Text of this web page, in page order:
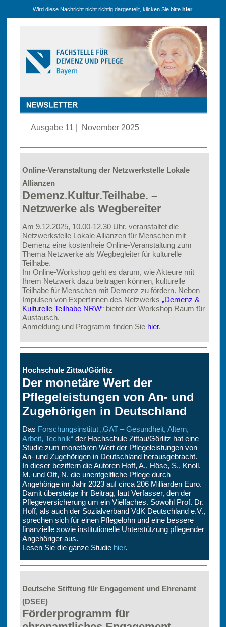
Wird diese Nachricht nicht richtig dargestellt, klicken Sie bitte hier.
Ausgabe 11 | November 2025
Online-Veranstaltung der Netzwerkstelle Lokale
Allianzen
Demenz.Kultur.Teilhabe. –
Netzwerke als Wegbereiter
Am 9.12.2025, 10.00-12.30 Uhr, veranstaltet die
Netzwerkstelle Lokale Allianzen für Menschen mit
Demenz eine kostenfreie Online-Veranstaltung zum
Thema Netzwerke als Wegbegleiter für kulturelle
Teilhabe.
Im Online-Workshop geht es darum, wie Akteure mit
Ihrem Netzwerk dazu beitragen können, kulturelle
Teilhabe für Menschen mit Demenz zu fördern. Neben
Impulsen von Expertinnen des Netzwerks „Demenz &
Kulturelle Teilhabe NRW“bietet der Workshop Raum für
Austausch.
Anmeldung und Programm finden Sie hier.
Hochschule Zittau/Görlitz
Der monetäre Wert der
Pflegeleistungen von An- und
Zugehörigen in Deutschland
Das Forschungsinstitut „GAT – Gesundheit, Altern,
Arbeit, Technik“der Hochschule Zittau/Görlitz hat eine
Studie zum monetären Wert der Pflegeleistungen von
An- und Zugehörigen in Deutschland herausgebracht.
In dieser beziffern die Autoren Hoff, A., Höse, S., Knoll.
M. und Ott, N. die unentgeltliche Pflege durch
Angehörige im Jahr 2023 auf circa 206 Milliarden Euro.
Damit übersteige ihr Beitrag, laut Verfasser, den der
Pflegeversicherung um ein Vielfaches. Sowohl Prof. Dr.
Hoff, als auch der Sozialverband VdK Deutschland e.V.,
sprechen sich für einen Pflegelohn und eine bessere
finanzielle sowie institutionelle Unterstützung pflegender
Angehöriger aus.
Lesen Sie die ganze Studie hier.
Deutsche Stiftung für Engagement und Ehrenamt
(DSEE)
Förderprogramm für